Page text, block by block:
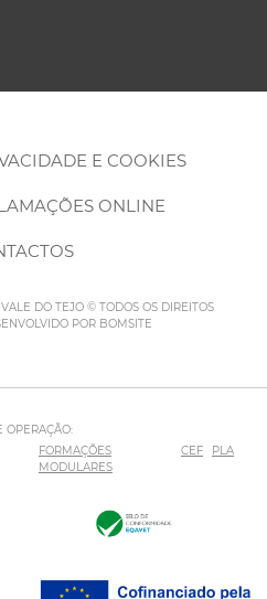
E COOKIES
ONLINE
DO TEJO © TODOS OS DIREITOS
POR BOMSITE
OPERAÇÃO:
FORMAÇÕES
MODULARES
CEF PLA